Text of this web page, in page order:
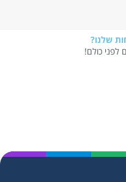
שלנו?
לפני כולם!